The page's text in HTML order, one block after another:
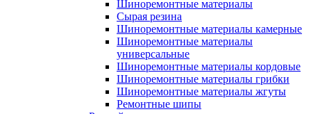
Шиноремонтные материалы
Сырая резина
Шиноремонтные материалы камерные
Шиноремонтные материалы
универсальные
Шиноремонтные материалы кордовые
Шиноремонтные материалы грибки
Шиноремонтные материалы жгуты
Ремонтные шипы